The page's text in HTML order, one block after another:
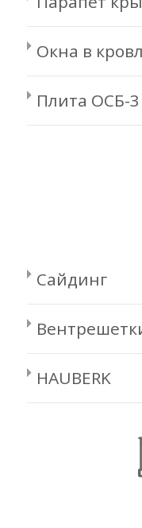
Окна в
Плита ОСБ-
Сайдинг
HAUBERK